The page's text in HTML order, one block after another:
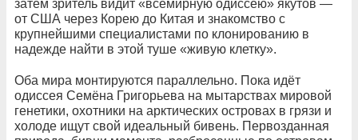
затем зритель видит «всемирную одиссею» якутов —
от США через Корею до Китая и знакомство с
крупнейшими специалистами по клонированию в
надежде найти в этой туше «живую клетку».
Оба мира монтируются параллельно. Пока идёт
одиссея Семёна Григорьева на мытарствах мировой
генетики, охотники на арктических островах в грязи и
холоде ищут свой идеальный бивень. Первозданная